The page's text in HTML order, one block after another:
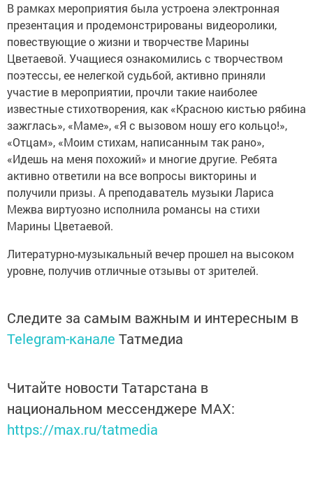
В рамках мероприятия была устроена электронная
презентация и продемонстрированы видеоролики,
повествующие о жизни и творчестве Марины
Цветаевой. Учащиеся ознакомились с творчеством
поэтессы, ее нелегкой судьбой, активно приняли
участие в мероприятии, прочли такие наиболее
известные стихотворения, как «Красною кистью рябина
зажглась», «Маме», «Я с вызовом ношу его кольцо!»,
«Отцам», «Моим стихам, написанным так рано»,
«Идешь на меня похожий» и многие другие. Ребята
активно ответили на все вопросы викторины и
получили призы. А преподаватель музыки Лариса
Межва виртуозно исполнила романсы на стихи
Марины Цветаевой.
Литературно-музыкальный вечер прошел на высоком
уровне, получив отличные отзывы от зрителей.
Следите за самым важным и интересным в
Telegram-канале Татмедиа
Читайте новости Татарстана в
национальном мессенджере MАХ:
https://max.ru/tatmedia